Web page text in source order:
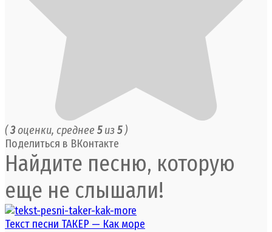
(3оценки, среднее 5из 5)
Поделиться в ВКонтакте
Найдите песню, которую
еще не слышали!
Текст песни ТАКЕР — Как море